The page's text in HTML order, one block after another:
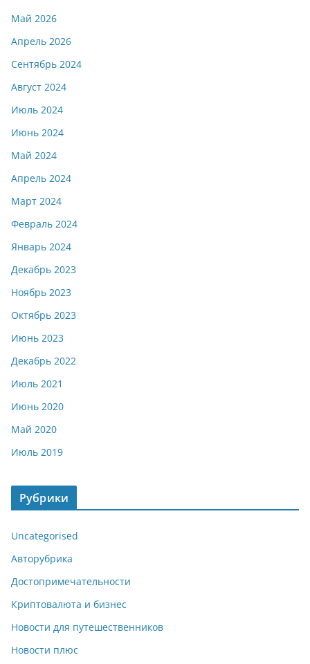
Май 2026
Апрель 2026
Сентябрь 2024
Август 2024
Июль 2024
Июнь 2024
Май 2024
Апрель 2024
Март 2024
Февраль 2024
Январь 2024
Декабрь 2023
Ноябрь 2023
Октябрь 2023
Июнь 2023
Декабрь 2022
Июль 2021
Июнь 2020
Май 2020
Июль 2019
Рубрики
Uncategorised
Авторубрика
Достопримечательности
Криптовалюта и бизнес
Новости для путешественников
Новости плюс